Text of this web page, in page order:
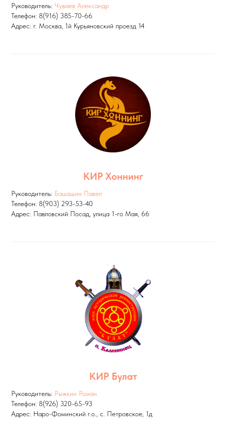
Руководитель: Чуваев Александр
Телефон: 8(916) 385-70-66
Адрес: г. Москва, 1й Курьяновский проезд 14
КИР Хоннинг
Руководитель: Башашин Павел
Телефон: 8(903) 293-53-40
Адрес: Павловский Посад, улица 1-го Мая, 66
КИР Булат
Руководитель: Рыжкин Роман
Телефон: 8(926) 320-65-93
Адрес: Наро-Фоминский г.о., с. Петровское, 1д